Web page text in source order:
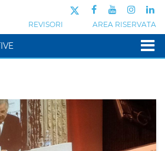
REVISORI AREA RISERVATA